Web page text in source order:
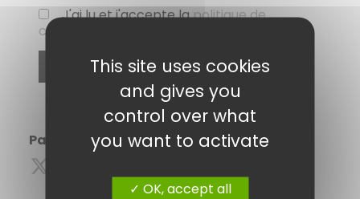
J'ai lu et j'accepte lapolitique de
confidentialité (RGPD)
Partagez cette information :
This site uses cookies
and gives you
control over what
you want to activate
OK, accept all